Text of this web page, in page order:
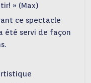
» (Max)
ce spectacle
été servi de façon